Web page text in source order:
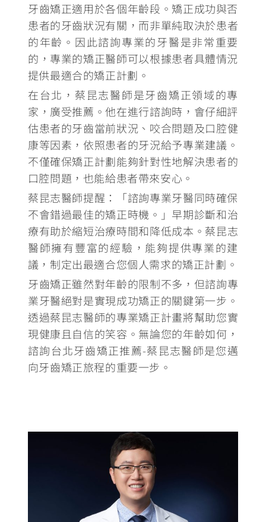
牙齒矯正適用於各個年齡段。 矯正成功與否
患者的牙齒狀況有關，而非單純取決於患者
的年齡 。 因此諮詢專業的牙醫是非常重要
的 ，專業的矯正醫師可以根據患者具體情況
提供最適合的矯正計劃。
在台北，蔡昆志醫師是牙齒矯正領域的專
家，廣受推薦 。他在進行諮詢時，會仔細評
估患者的牙齒當前狀況、咬合問題及口腔健
康等因素，依照患者的牙況給予專業建議。
不僅確保矯正計劃能夠針對性地解決患者的
口腔問題，也能給患者帶來安心。
蔡昆志醫師提醒：「諮詢專業牙醫同時確保
不會錯過最佳的矯正時機 。」早期診斷和治
療有助於縮短治療時間和降低成本。蔡昆志
醫師擁有豐富的經驗，能夠提供專業的建
議，制定出最適合您個人需求的矯正計劃。
牙齒矯正雖然對年齡的限制不多，但諮詢專
業牙醫絕對是實現成功矯正的關鍵第一步 。
透過蔡昆志醫師的專業矯正計畫將幫助您實
現健康且自信的笑容。無論您的年齡如何，
諮詢台北牙齒矯正推薦-蔡昆志醫師是您邁
向牙齒矯正旅程的重要一步。